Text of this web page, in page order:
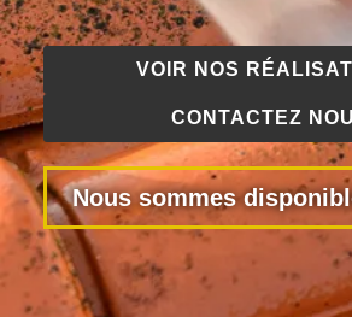
VOIR NOS
CONTACTEZ
Nous sommes